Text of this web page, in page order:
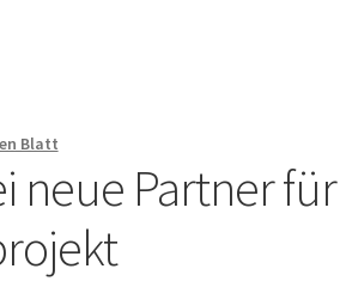
Blatt
neue Partner